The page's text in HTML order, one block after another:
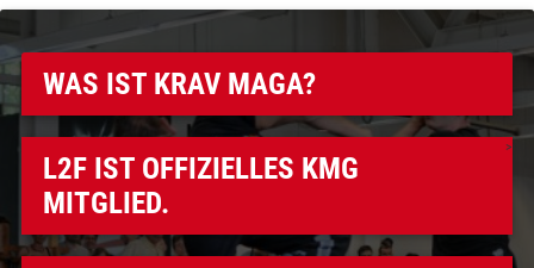
WAS IST KRAV MAGA?
L2F IST OFFIZIELLES KMG
MITGLIED.
>